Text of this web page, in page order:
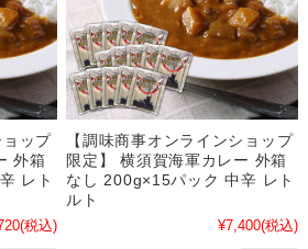
ョップ
外箱
レト
(税込)
【調味商事オンラインショップ
限定】 横須賀海軍カレー 外箱
なし 200g×15パック 中辛 レト
ルト
¥7,400(税込)